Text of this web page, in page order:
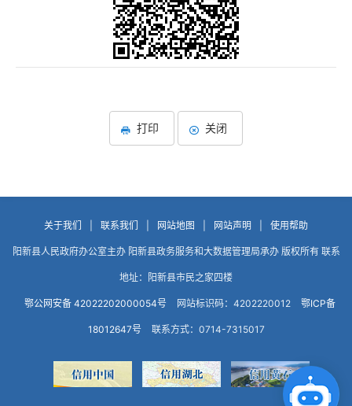
打印 关闭
关于我们 联系我们 网站地图 网站声明 使用帮助
阳新县人民政府办公室主办 阳新县政务服务和大数据管理局承办 版权所有 联系
地址：阳新县市民之家四楼
鄂公网安备 42022202000054号 网站标识码：4202220012 鄂ICP备
18012647号 联系方式：0714-7315017